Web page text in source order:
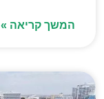
המשך קריאה »